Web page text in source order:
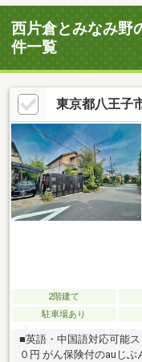
西片倉とみなみ野
件一覧
東京都八王子
2階建て
駐車場あり
■英語・中国語対応可能
０円 がん保険付のauじ